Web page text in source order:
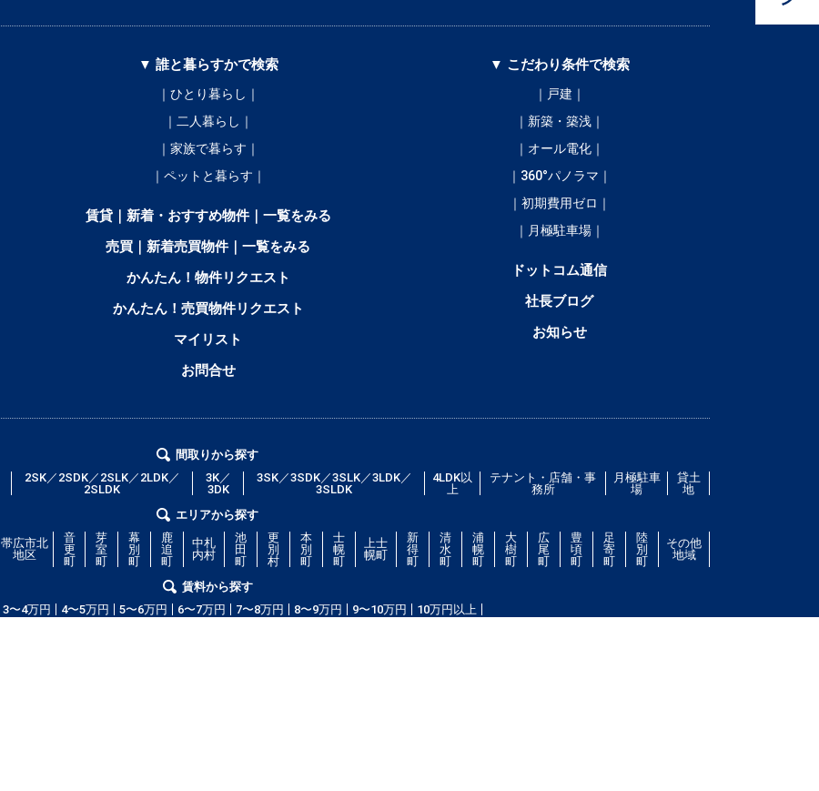
▼ 誰と暮らすかで検索
｜ひとり暮らし｜
｜二人暮らし｜
｜家族で暮らす｜
｜ペットと暮らす｜
賃貸｜新着・おすすめ物件｜一覧をみる
売買｜新着売買物件｜一覧をみる
かんたん！物件リクエスト
かんたん！売買物件リクエスト
マイリスト
お問合せ
▼ こだわり条件で検索
｜戸建｜
｜新築・築浅｜
｜オール電化｜
｜360°パノラマ｜
｜初期費用ゼロ｜
｜月極駐車場｜
ドットコム通信
社長ブログ
お知らせ
間取りから探す
2SK／2SDK／2SLK／2LDK／
2SLDK
3K／
3DK
3SK／3SDK／3SLK／3LDK／
3SLDK
4LDK以
上
テナント・店舗・事
務所
月極駐車
場
貸土
地
エリアから探す
帯広市北
地区
音
更
町
芽
室
町
幕
別
町
鹿
追
町
中札
内村
池
田
町
更
別
村
本
別
町
士
幌
町
上士
幌町
新
得
町
清
水
町
浦
幌
町
大
樹
町
広
尾
町
豊
頃
町
足
寄
町
陸
別
町
その他
地域
賃料から探す
3〜4万円 4〜5万円 5〜6万円 6〜7万円 7〜8万円 8〜9万円 9〜10万円 10万円以上